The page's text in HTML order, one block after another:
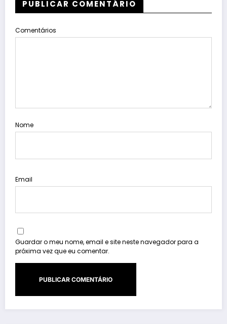
PUBLICAR COMENTÁRIO
Comentários
Nome
Email
Guardar o meu nome, email e site neste navegador para a
próxima vez que eu comentar.